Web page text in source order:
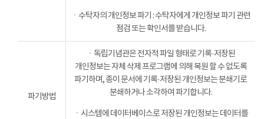
ㆍ수탁자의 개인정보 파기 : 수탁자에게 개인정보 파기 관련
점검 또는 확인서를 받습니다.
파기방법
ㆍ독립기념관은 전자적 파일 형태로 기록·저장된
개인정보는 자체 삭제 프로그램에 의해 복원 할 수 없도록
파기하며, 종이 문서에 기록·저장된 개인정보는 분쇄기로
분쇄하거나 소각하여 파기합니다.
ㆍ시스템에 데이터베이스로 저장된 개인정보는 데이터를